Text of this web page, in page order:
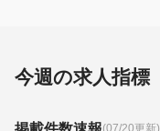
今週の求人指標
(07/20更新)